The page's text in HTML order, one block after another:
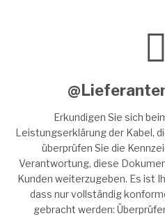
Erkundigen Sie sich
Leistungserklärung der Kabel,
überprüfen Sie die
Verantwortung, diese
Kunden weiterzugeben. Es ist
dass nur vollständig
gebracht werden: